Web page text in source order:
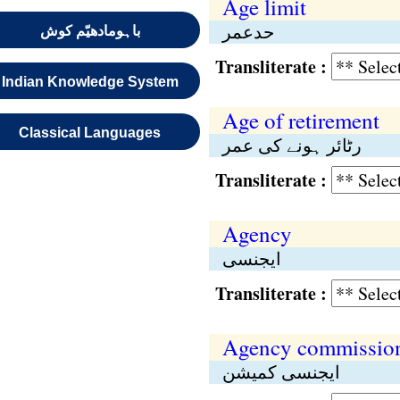
باہومادھیّم کوش
Indian Knowledge System
Classical Languages
Age limit
حدعمر
Transliterate :
Age of retirement
رٹائر ہونے کی عمر
Transliterate :
Agency
ایجنسی
Transliterate :
Agency
ایجنسی کمیشن